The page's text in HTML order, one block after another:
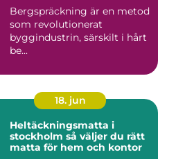
Bergspräckning är en metod
som revolutionerat
byggindustrin, särskilt i hårt
be...
18. jun
Heltäckningsmatta i
stockholm så väljer du rätt
matta för hem och kontor